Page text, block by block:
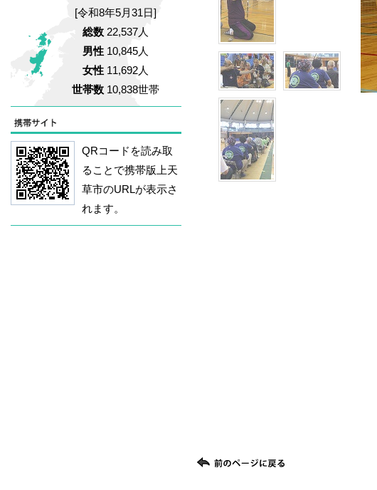
[令和8年5月31日]
総数 22,537人
男性 10,845人
女性 11,692人
世帯数 10,838世帯
QRコードを読み取
ることで携帯版上天
草市のURLが表示さ
れます。